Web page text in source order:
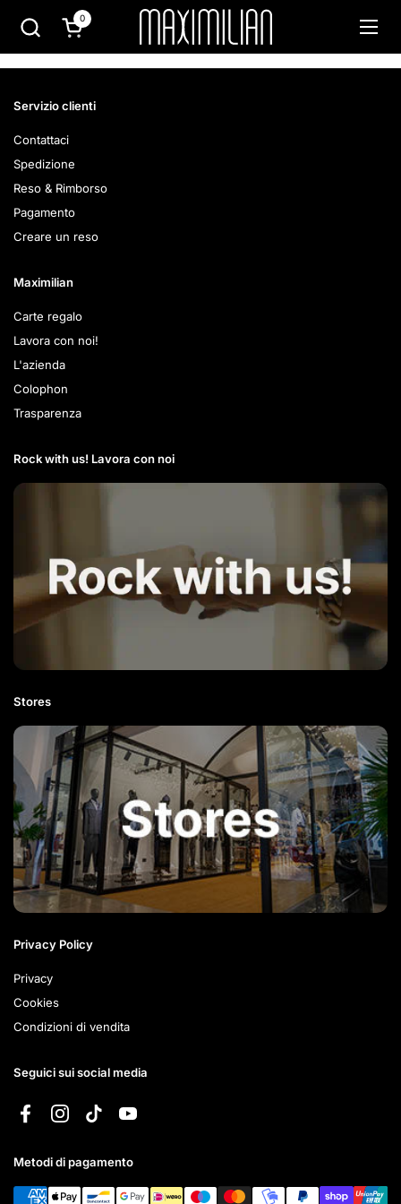
Passa ai contenuti
Apri carrello
0
Apri
Servizio clienti
Contattaci
Spedizione
Reso & Rimborso
Pagamento
Creare un reso
Maximilian
Carte regalo
Lavora con noi!
L'azienda
Colophon
Trasparenza
Rock with us! Lavora con noi​
Stores
Privacy Policy
Privacy
Cookies
Condizioni di vendita
Seguici sui social media
FacebookInstagramTikTokYouTube
Metodi di pagamento